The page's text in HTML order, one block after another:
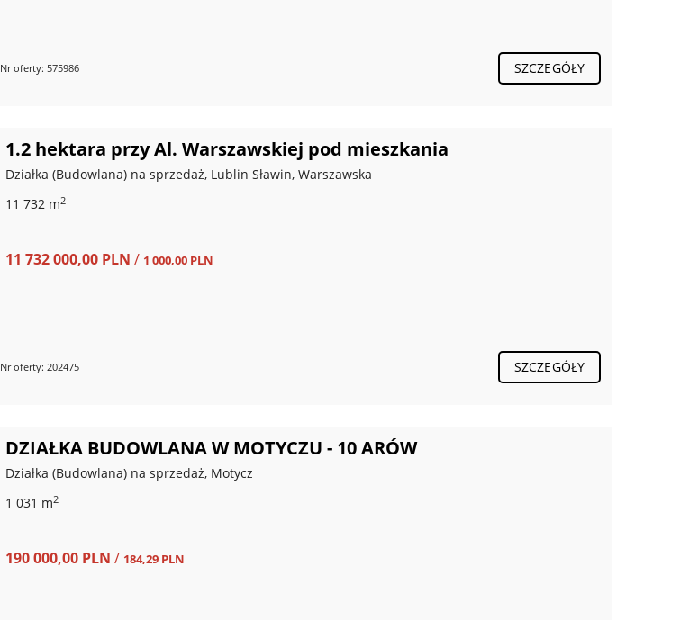
Nr oferty: 575986 SZCZEGÓŁY
1.2 hektara przy Al. Warszawskiej pod mieszkania
Działka (Budowlana) na sprzedaż, Lublin Sławin, Warszawska
11 732 m2
11 732 000,00 PLN / 1 000,00 PLN
Nr oferty: 202475 SZCZEGÓŁY
DZIAŁKA BUDOWLANA W MOTYCZU - 10 ARÓW
Działka (Budowlana) na sprzedaż, Motycz
1 031 m2
190 000,00 PLN / 184,29 PLN